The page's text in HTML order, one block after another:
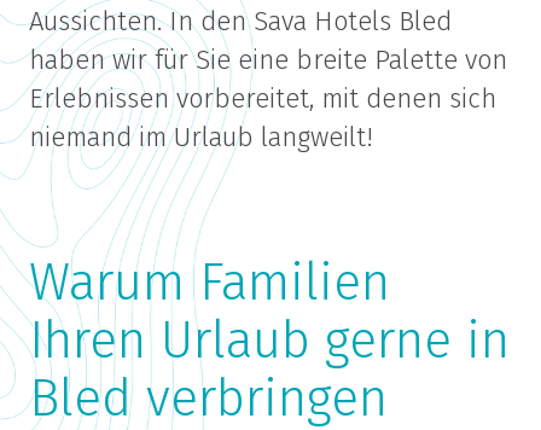
Aussichten. In den Sava Hotels Bled
haben wir für Sie eine breite Palette von
Erlebnissen vorbereitet, mit denen sich
niemand im Urlaub langweilt!
Warum Familien
Ihren Urlaub gerne in
Bled verbringen